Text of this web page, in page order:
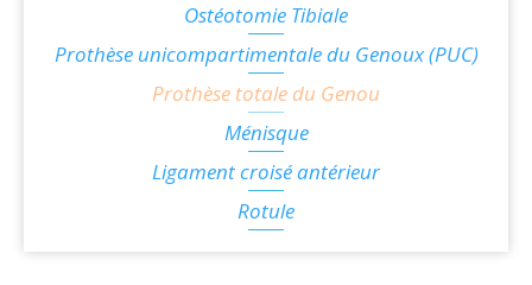
Ostéotomie Tibiale
Prothèse unicompartimentale du Genoux (PUC)
Prothèse totale du Genou
Ménisque
Ligament croisé antérieur
Rotule